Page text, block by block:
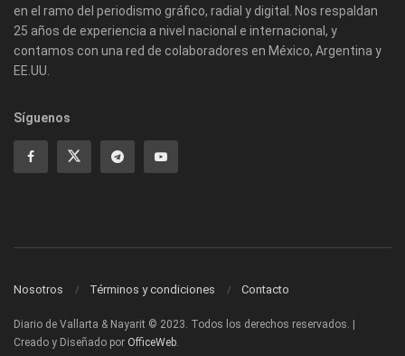
en el ramo del periodismo gráfico, radial y digital. Nos respaldan
25 años de experiencia a nivel nacional e internacional, y
contamos con una red de colaboradores en México, Argentina y
EE.UU.
Síguenos
Nosotros Términos y condiciones Contacto
Diario de Vallarta & Nayarit © 2023. Todos los derechos reservados. |
Creado y Diseñado por OfficeWeb.